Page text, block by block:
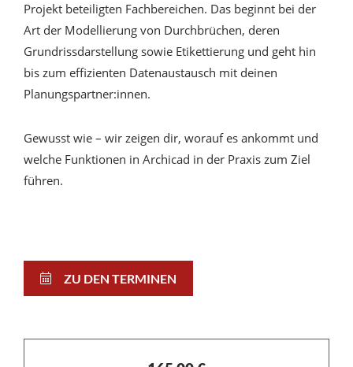
Projekt beteiligten Fachbereichen. Das beginnt bei der
Art der Modellierung von Durchbrüchen, deren
Grundrissdarstellung sowie Etikettierung und geht hin
bis zum effizienten Datenaustausch mit deinen
Planungspartner:innen.
Gewusst wie – wir zeigen dir, worauf es ankommt und
welche Funktionen in Archicad in der Praxis zum Ziel
führen.
ZU DEN TERMINEN